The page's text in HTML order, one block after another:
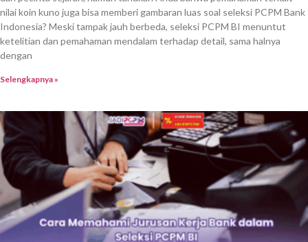
nilai koin kuno juga bisa memberi gambaran luas soal seleksi PCPM Bank
Indonesia? Meski tampak jauh berbeda, seleksi PCPM BI menuntut
ketelitian dan pemahaman mendalam terhadap detail, sama halnya
dengan
Selengkapnya »